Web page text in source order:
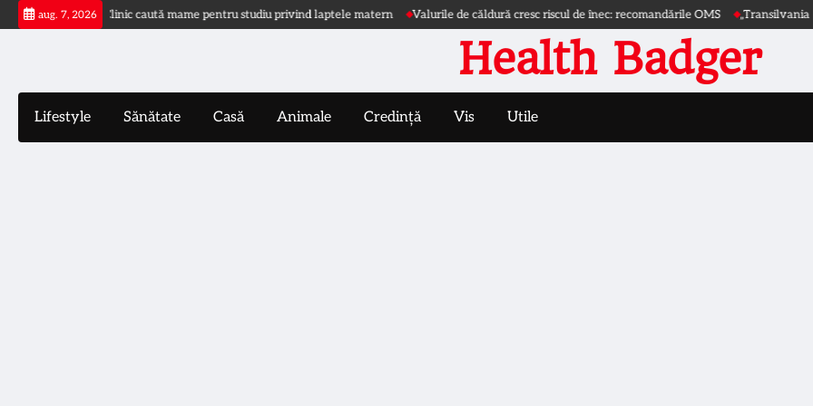
Skip
to
aug. 7, 2026
Mayo Clinic caută mame pentru studiu privind laptele matern Valurile de căldură cresc riscul de înec: recomandările OMS „Transilvania |
Health Badger
Lifestyle Sănătate Casă Animale Credință Vis Utile